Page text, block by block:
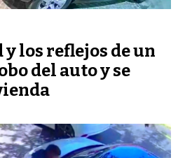
y los reflejos de un
del auto y se